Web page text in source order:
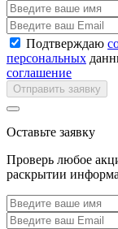
Подтверждаю
персональных
соглашение
Отправить заявку
Оставьте заявку
Проверь любое
раскрытии